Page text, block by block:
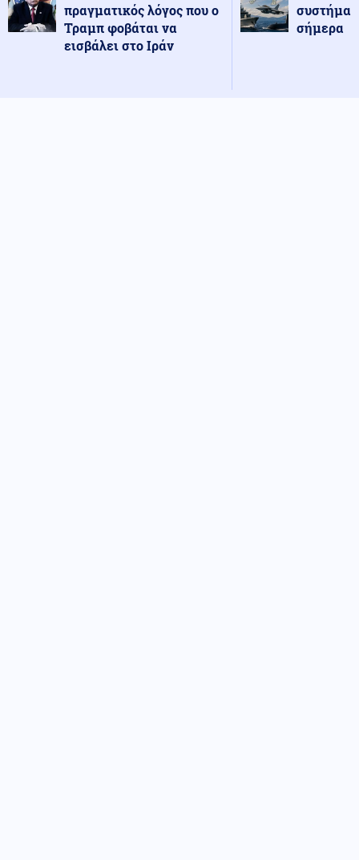
πραγματικός λόγος που ο
Τραμπ φοβάται να
εισβάλει στο Ιράν
σήμερα